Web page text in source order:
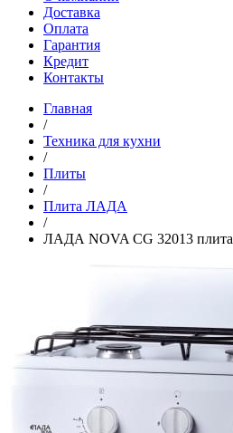
Доставка
Оплата
Гарантия
Кредит
Контакты
Главная
/
Техника для кухни
/
Плиты
/
Плита ЛАДА
/
ЛАДА NOVA CG 32013 плита